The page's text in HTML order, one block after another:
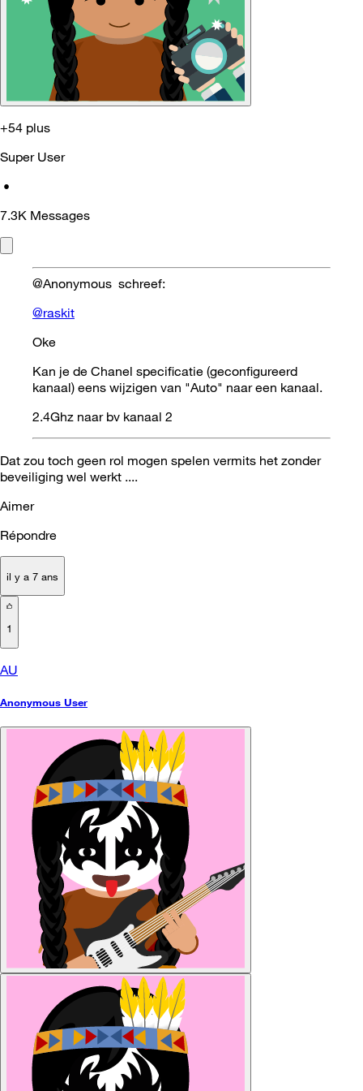
+54 plus
Super User
•
7.3K Messages
@Anonymous schreef:
@raskit
Oke
Kan je de Chanel specificatie (geconfigureerd
kanaal) eens wijzigen van "Auto" naar een kanaal.
2.4Ghz naar bv kanaal 2
Dat zou toch geen rol mogen spelen vermits het zonder
beveiliging wel werkt ....
Aimer
Répondre
il y a 7 ans
1
AU
Anonymous User